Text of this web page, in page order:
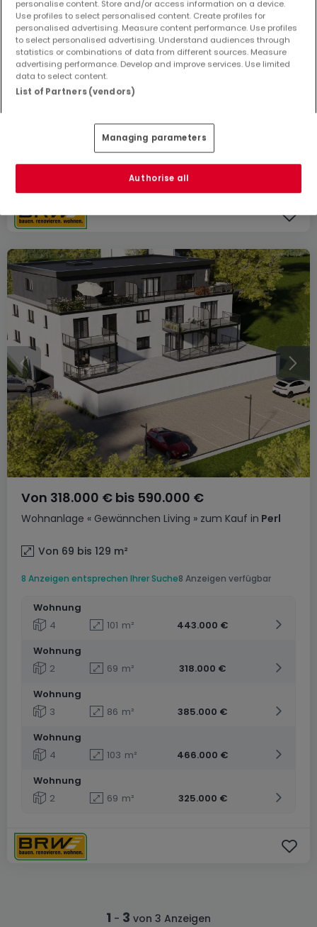
Wohnanlage « Neubauprojekt PERL » zum Kauf inPerl
Preis ab375.000 €
Von 76 bis 76m²
2
76 m² 375.000 €
Wohnanlage « Gewännchen Living » zum Kauf in Perl
Von 318.000 € bis 590.000 €
Von 69 bis 129 m²
8 Anzeigen entsprechen Ihrer Suche8 Anzeigen verfügbar
Wohnung
4
101 m²
443.000 €
Wohnung
2
69 m²
318.000 €
Wohnung
3
86 m²
385.000 €
Wohnung
4
103 m²
466.000 €
Wohnung
2
69 m² 325.000 €
1 - 3 von 3 Anzeigen
personalise content. Store and/or access information on a device.
Use profiles to select personalised content. Create profiles for
personalised advertising. Measure content performance. Use profiles
to select personalised advertising. Understand audiences through
statistics or combinations of data from different sources. Measure
advertising performance. Develop and improve services. Use limited
data to select content.
List of Partners (vendors)
Managing parameters
Authorise all